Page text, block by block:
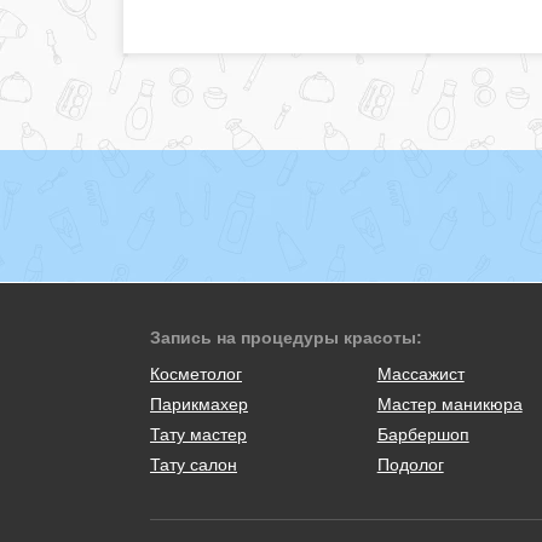
Запись на процедуры красоты:
Косметолог
Массажист
Парикмахер
Мастер маникюра
Тату мастер
Барбершоп
Тату салон
Подолог